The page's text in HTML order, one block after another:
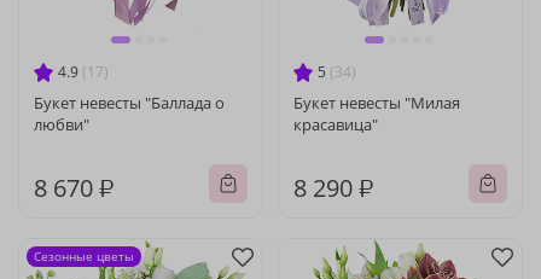
4.9 (17)
Букет невесты "Баллада о
любви"
8 670 ₽
5 (34)
Букет невесты "Милая
красавица"
8 290 ₽
Сезонные цветы